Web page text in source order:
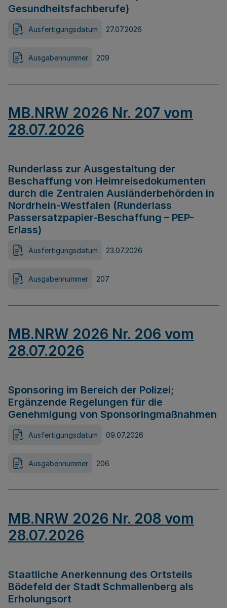
Gesundheitsfachberufe)
Ausfertigungsdatum 27.07.2026
Ausgabennummer 209
MB.NRW 2026 Nr. 207 vom
28.07.2026
Runderlass zur Ausgestaltung der
Beschaffung von Heimreisedokumenten
durch die Zentralen Ausländerbehörden in
Nordrhein-Westfalen (Runderlass
Passersatzpapier-Beschaffung – PEP-
Erlass)
Ausfertigungsdatum 23.07.2026
Ausgabennummer 207
MB.NRW 2026 Nr. 206 vom
28.07.2026
Sponsoring im Bereich der Polizei;
Ergänzende Regelungen für die
Genehmigung von Sponsoringmaßnahmen
Ausfertigungsdatum 09.07.2026
Ausgabennummer 206
MB.NRW 2026 Nr. 208 vom
28.07.2026
Staatliche Anerkennung des Ortsteils
Bödefeld der Stadt Schmallenberg als
Erholungsort